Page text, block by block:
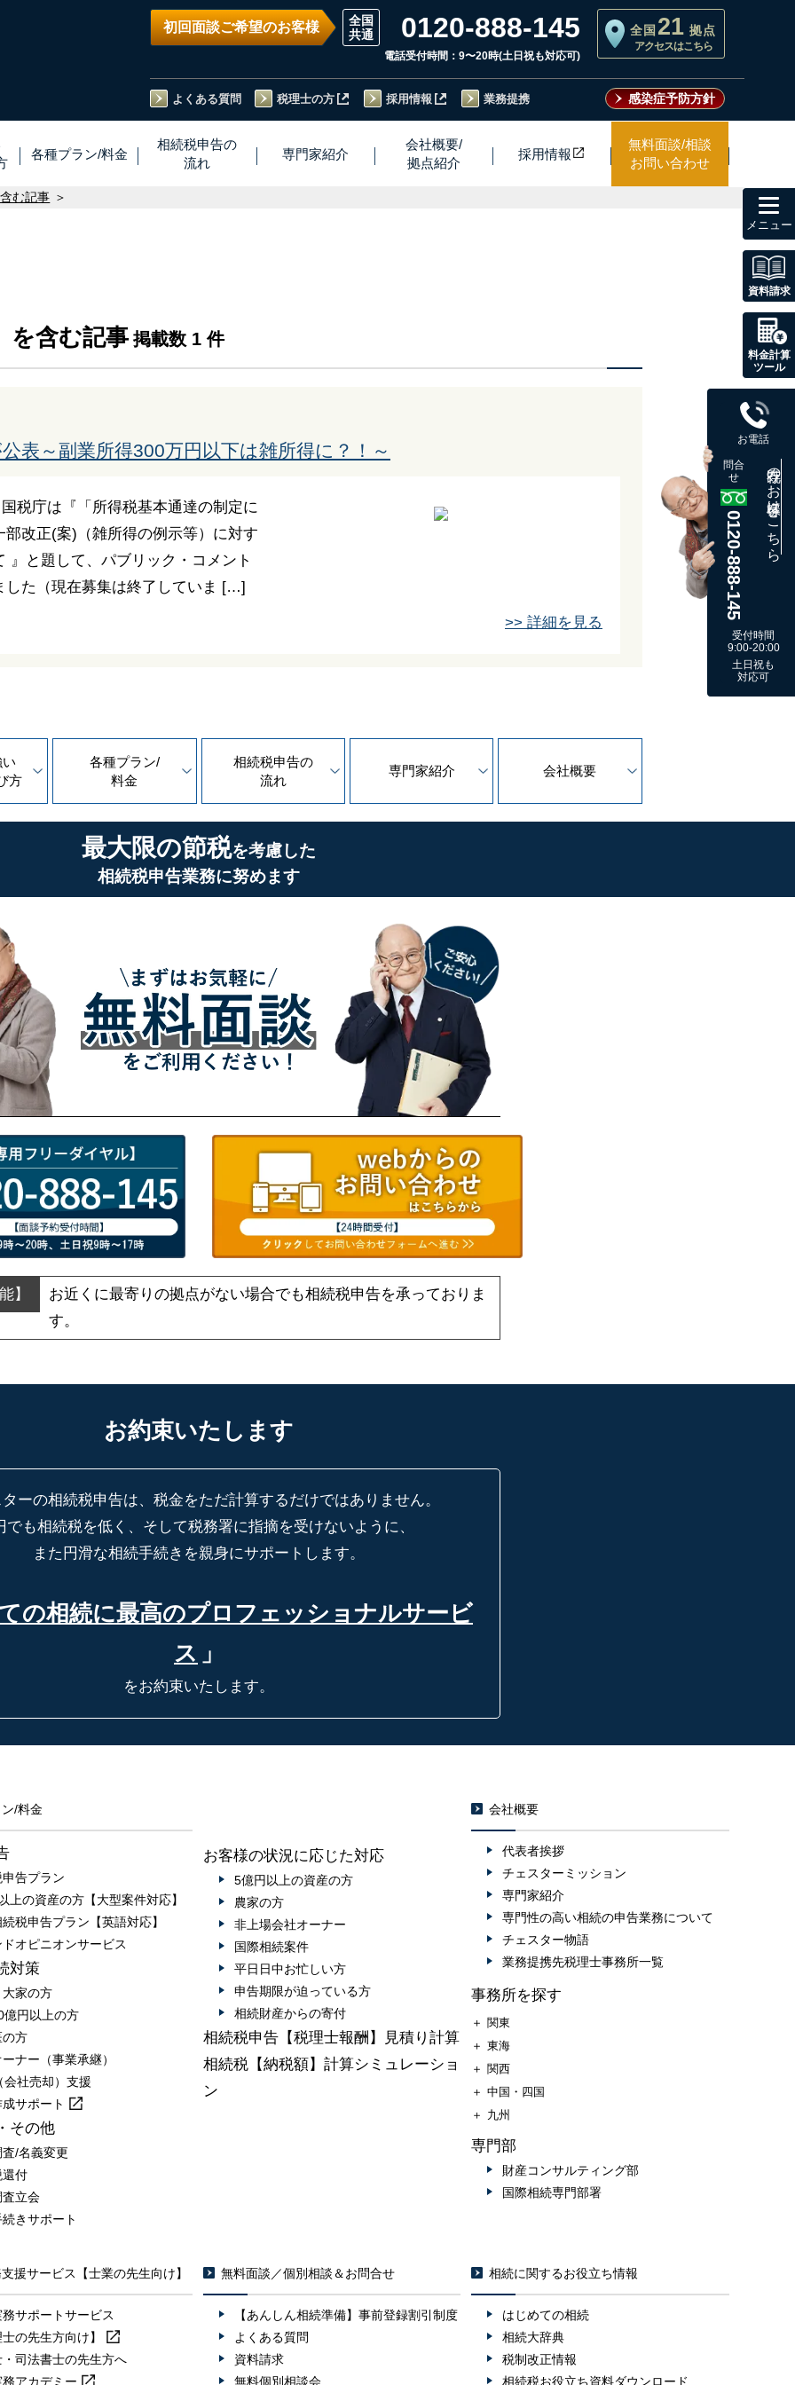
初回面談ご希望のお客様 0120-888-145
電話受付時間：9〜20時(土日祝も対応可)
全国 21 拠点
アクセスはこちら
よくある質問 税理士の方 採用情報 業務提携 感染症予防方針
各種プラン/料金
相続税申告の
流れ
専門家紹介
会社概要/
拠点紹介
採用情報
無料面談/相談
お問い合わせ
む記事
を含む記事 掲載数 1 件
表～副業所得300万円以下は雑所得に？！～
税庁は『「所得税基本通達の制定に
改正(案)（雑所得の例示等）に対す
』と題して、パブリック・コメント
した（現在募集は終了していま […]
>> 詳細を見る
方
各種プラン/
料金
相続税申告の
流れ
専門家紹介 会社概要
最大限の節税を考慮した
相続税申告業務に努めます
お近くに最寄りの拠点がない場合でも相続税申告を承っておりま
す。
お約束いたします
ーの相続税申告は、税金をただ計算するだけではありません。
でも相続税を低く、そして税務署に指摘を受けないように、
また円滑な相続手続きを親身にサポートします。
の相続に最高のプロフェッショナルサービ
ス 」
をお約束いたします。
資料請求
料金計算
ツール
お電話
問合
せ
0120-888-145
既存のお客様はこちら
受付時間
9:00-20:00
土日祝も
対応可
/料金
告プラン
上の資産の方【大型案件対応】
税申告プラン【英語対応】
オピニオンサービス
対策
家の方
億円以上の方
の方
ナー（事業承継）
会社売却）支援
成サポート
その他
/名義変更
還付
立会
きサポート
お客様の状況に応じた対応
5億円以上の資産の方
農家の方
非上場会社オーナー
国際相続案件
平日日中お忙しい方
申告期限が迫っている方
相続財産からの寄付
相続税申告【税理士報酬】見積り計算
相続税【納税額】計算シミュレーショ
ン
会社概要
代表者挨拶
チェスターミッション
専門家紹介
専門性の高い相続の申告業務について
チェスター物語
業務提携先税理士事務所一覧
事務所を探す
＋ 関東
＋ 東海
＋ 関西
＋ 中国・四国
＋ 九州
専門部
財産コンサルティング部
国際相続専門部署
援サービス【士業の先生向け】
サポートサービス
の先生方向け】
・司法書士の先生方へ
アカデミー
無料面談／個別相談＆お問合せ
【あんしん相続準備】事前登録割引制度
よくある質問
資料請求
無料個別相談会
相続に関するお役立ち情報
はじめての相続
相続大辞典
税制改正情報
相続税お役立ち資料ダウンロード